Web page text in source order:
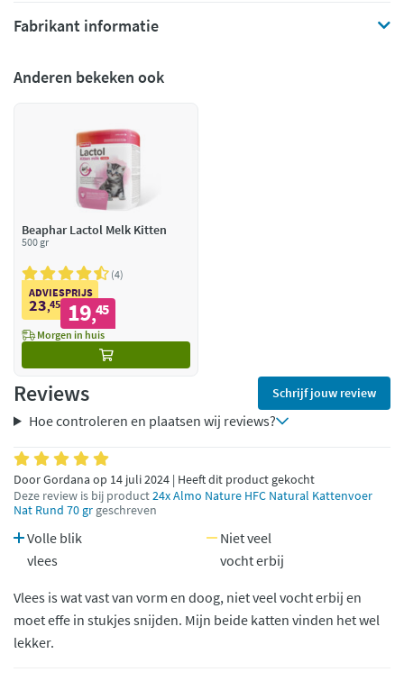
Fabrikant informatie
Anderen bekeken ook
Beaphar Lactol Melk Kitten
500 gr
4
ADVIESPRIJS
23,45 19,45
Morgen in huis
Reviews Schrijf jouw review
Hoe controleren en plaatsen wij reviews?
Door Gordana op 14 juli 2024 | Heeft dit product gekocht
Deze review is bij product24x Almo Nature HFC Natural Kattenvoer
Nat Rund 70 gr geschreven
Volle blik
vlees
Niet veel
vocht erbij
Vlees is wat vast van vorm en doog, niet veel vocht erbij en
moet effe in stukjes snijden. Mijn beide katten vinden het wel
lekker.